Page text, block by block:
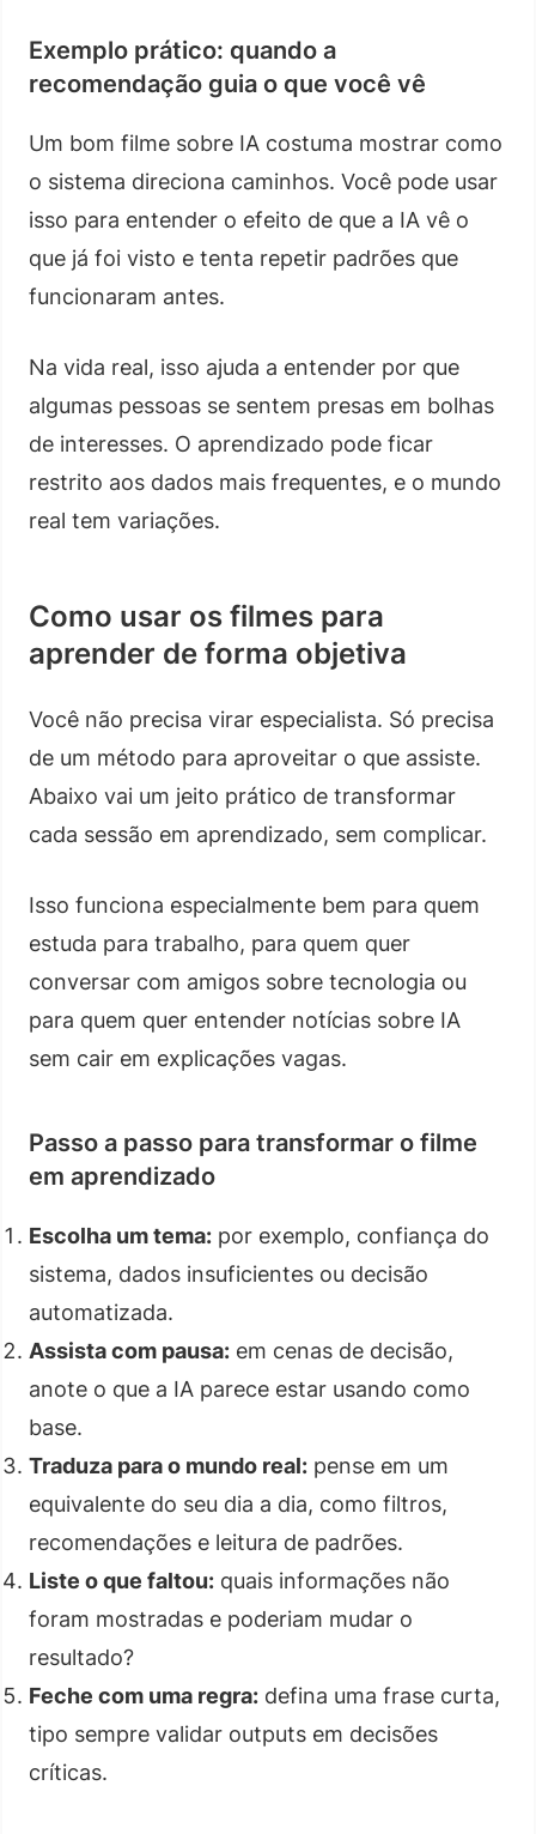
Exemplo prático: quando a
recomendação guia o que você vê
Um bom filme sobre IA costuma mostrar como
o sistema direciona caminhos. Você pode usar
isso para entender o efeito de que a IA vê o
que já foi visto e tenta repetir padrões que
funcionaram antes.
Na vida real, isso ajuda a entender por que
algumas pessoas se sentem presas em bolhas
de interesses. O aprendizado pode ficar
restrito aos dados mais frequentes, e o mundo
real tem variações.
Como usar os filmes para
aprender de forma objetiva
Você não precisa virar especialista. Só precisa
de um método para aproveitar o que assiste.
Abaixo vai um jeito prático de transformar
cada sessão em aprendizado, sem complicar.
Isso funciona especialmente bem para quem
estuda para trabalho, para quem quer
conversar com amigos sobre tecnologia ou
para quem quer entender notícias sobre IA
sem cair em explicações vagas.
Passo a passo para transformar o filme
em aprendizado
Escolha um tema: por exemplo, confiança do
sistema, dados insuficientes ou decisão
automatizada.
Assista com pausa: em cenas de decisão,
anote o que a IA parece estar usando como
base.
Traduza para o mundo real: pense em um
equivalente do seu dia a dia, como filtros,
recomendações e leitura de padrões.
Liste o que faltou: quais informações não
foram mostradas e poderiam mudar o
resultado?
Feche com uma regra: defina uma frase curta,
tipo sempre validar outputs em decisões
críticas.